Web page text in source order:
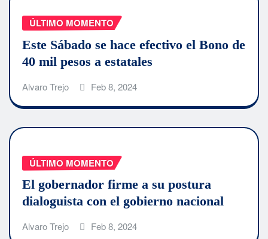
ÚLTIMO MOMENTO
Este Sábado se hace efectivo el Bono de
40 mil pesos a estatales
Alvaro Trejo Feb 8, 2024
ÚLTIMO MOMENTO
El gobernador firme a su postura
dialoguista con el gobierno nacional
Alvaro Trejo Feb 8, 2024